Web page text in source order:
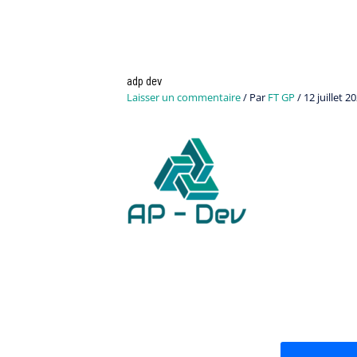
adp dev
Laisser un commentaire/ Par FT GP / 12 juillet